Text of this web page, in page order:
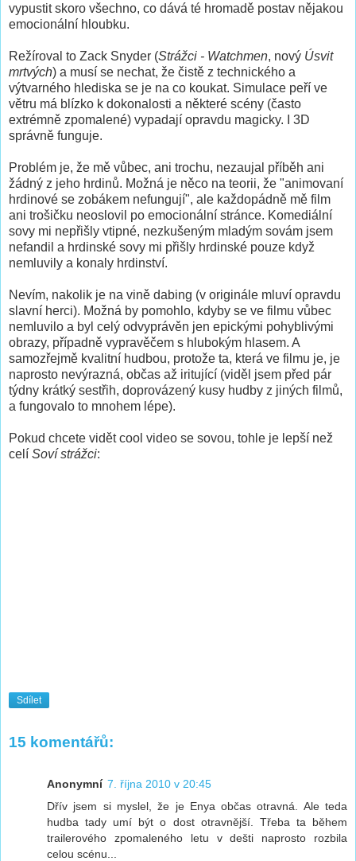
vypustit skoro všechno, co dává té hromadě postav nějakou
emocionální hloubku.
Režíroval to Zack Snyder (Strážci - Watchmen, nový Úsvit
mrtvých) a musí se nechat, že čistě z technického a
výtvarného hlediska se je na co koukat. Simulace peří ve
větru má blízko k dokonalosti a některé scény (často
extrémně zpomalené) vypadají opravdu magicky. I 3D
správně funguje.
Problém je, že mě vůbec, ani trochu, nezaujal příběh ani
žádný z jeho hrdinů. Možná je něco na teorii, že "animovaní
hrdinové se zobákem nefungují", ale každopádně mě film
ani trošičku neoslovil po emocionální stránce. Komediální
sovy mi nepřišly vtipné, nezkušeným mladým sovám jsem
nefandil a hrdinské sovy mi přišly hrdinské pouze když
nemluvily a konaly hrdinství.
Nevím, nakolik je na vině dabing (v originále mluví opravdu
slavní herci). Možná by pomohlo, kdyby se ve filmu vůbec
nemluvilo a byl celý odvyprávěn jen epickými pohyblivými
obrazy, případně vypravěčem s hlubokým hlasem. A
samozřejmě kvalitní hudbou, protože ta, která ve filmu je, je
naprosto nevýrazná, občas až iritující (viděl jsem před pár
týdny krátký sestřih, doprovázený kusy hudby z jiných filmů,
a fungovalo to mnohem lépe).
Pokud chcete vidět cool video se sovou, tohle je lepší než
celí Soví strážci:
Sdílet
15 komentářů:
Anonymní 7. října 2010 v 20:45
Dřív jsem si myslel, že je Enya občas otravná. Ale teda
hudba tady umí být o dost otravnější. Třeba ta během
trailerového zpomaleného letu v dešti naprosto rozbila
celou scénu...